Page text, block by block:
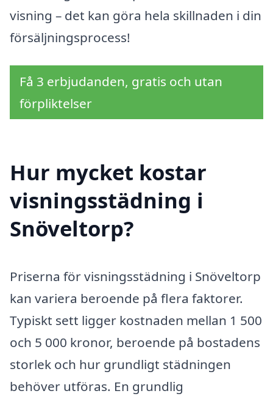
visning – det kan göra hela skillnaden i din
försäljningsprocess!
Få 3 erbjudanden, gratis och utan
förpliktelser
Hur mycket kostar
visningsstädning i
Snöveltorp?
Priserna för visningsstädning i Snöveltorp
kan variera beroende på flera faktorer.
Typiskt sett ligger kostnaden mellan 1 500
och 5 000 kronor, beroende på bostadens
storlek och hur grundligt städningen
behöver utföras. En grundlig